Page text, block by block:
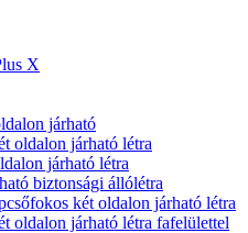
X
járható
oldalon járható létra
járható létra
biztonsági állólétra
két oldalon járható létra
oldalon járható létra fafelülettel